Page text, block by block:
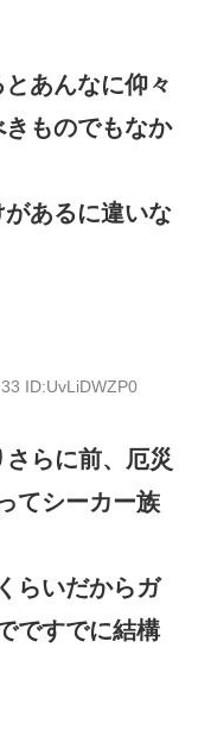
あんなに仰々
ものでもなか
あるに違いな
ID:UvLiDWZP0
らに前、厄災
てシーカー族
らいだからガ
ですでに結構